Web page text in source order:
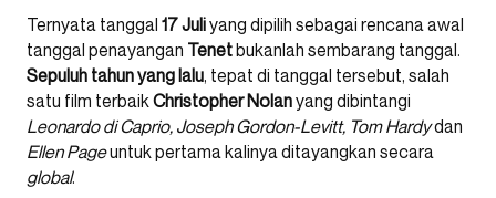
Ternyata tanggal 17 Juliyang dipilih sebagai rencana awal
tanggal penayangan Tenetbukanlah sembarang tanggal.
Sepuluh tahun yang lalu, tepat di tanggal tersebut, salah
satu film terbaikChristopher Nolanyang dibintangi
Leonardo di Caprio, Joseph Gordon-Levitt, Tom Hardydan
Ellen Pageuntuk pertama kalinya ditayangkan secara
global.